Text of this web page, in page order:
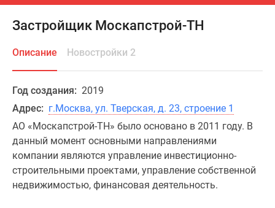
Застройщик Москапстрой-ТН
Описание Новостройки 2
Год создания: 2019
Адрес: г.Москва, ул. Тверская, д. 23, строение 1
АО «Москапстрой-ТН» было основано в 2011 году. В
данный момент основными направлениями
компании являются управление инвестиционно-
строительными проектами, управление собственной
недвижимостью, финансовая деятельность.